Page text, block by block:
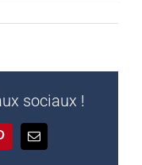
sociaux !
Email